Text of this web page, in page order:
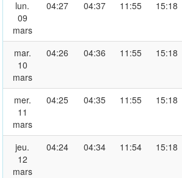
lun.
09
mars
04:27 04:37 11:55 15:18
mar.
10
mars
04:26 04:36 11:55 15:18
mer.
11
mars
04:25 04:35 11:55 15:18
jeu.
12
mars
04:24 04:34 11:54 15:18